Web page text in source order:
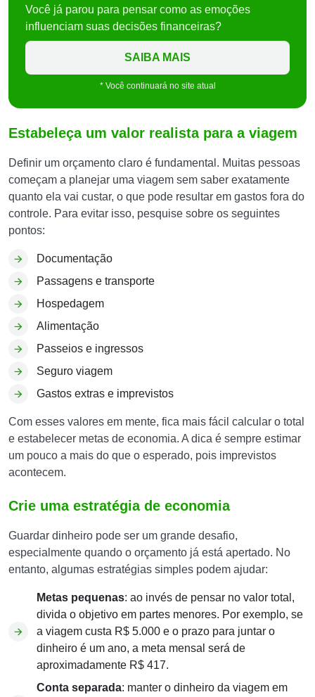
Você já parou para pensar como as emoções
influenciam suas decisões financeiras?
SAIBA MAIS
* Você continuará no site atual
Estabeleça um valor realista para a viagem
Definir um orçamento claro é fundamental. Muitas pessoas
começam a planejar uma viagem sem saber exatamente
quanto ela vai custar, o que pode resultar em gastos fora do
controle. Para evitar isso, pesquise sobre os seguintes
pontos:
Documentação
Passagens e transporte
Hospedagem
Alimentação
Passeios e ingressos
Seguro viagem
Gastos extras e imprevistos
Com esses valores em mente, fica mais fácil calcular o total
e estabelecer metas de economia. A dica é sempre estimar
um pouco a mais do que o esperado, pois imprevistos
acontecem.
Crie uma estratégia de economia
Guardar dinheiro pode ser um grande desafio,
especialmente quando o orçamento já está apertado. No
entanto, algumas estratégias simples podem ajudar:
Metas pequenas: ao invés de pensar no valor total,
divida o objetivo em partes menores. Por exemplo, se
a viagem custa R$ 5.000 e o prazo para juntar o
dinheiro é um ano, a meta mensal será de
aproximadamente R$ 417.
Conta separada: manter o dinheiro da viagem em